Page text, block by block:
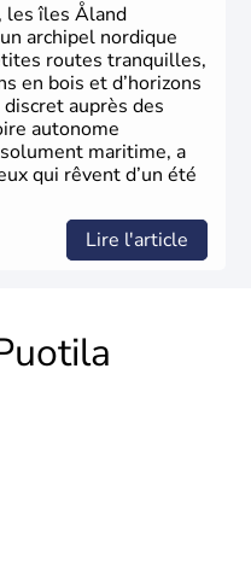
les îles Åland
archipel nordique
routes tranquilles,
en bois et d’horizons
auprès des
autonome
maritime, a
qui rêvent d’un été
Lire l'article